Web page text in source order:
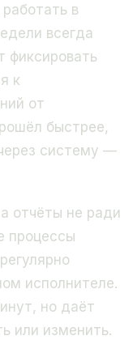
в
всегда
к
от
быстрее,
систему —
отчёты не ради
процессы
исполнителе.
но даёт
или изменить.